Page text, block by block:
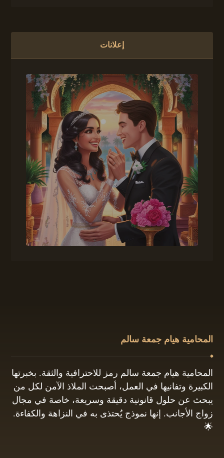
إعلانات
المحامية هيام جمعة سالم
المحامية هيام جمعة سالم رمز للاحترافية والثقة. بخبرتها
الكبيرة وتفانيها في العمل، أصبحت الملاذ الآمن لكل من
يبحث عن حلول قانونية دقيقة وسريعة، خاصة في مجال
زواج الأجانب. إنها نموذج يُحتذى به في النزاهة والكفاءة.
🌟